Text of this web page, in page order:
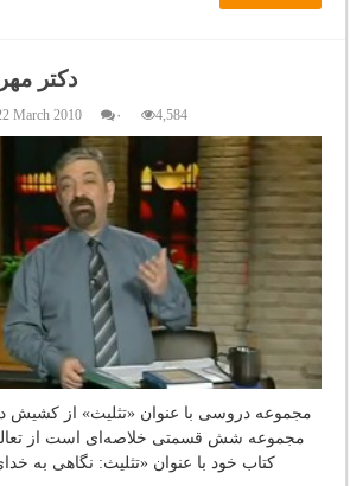
دکتر
March 2010 ۰ 4,584
مجموعه دروسی با عنوان «تثلیث» از کشیش
مجموعه شش قسمتی خلاصه‌ای است از
کتاب خود با عنوان «تثلیث:‌ نگاهی به